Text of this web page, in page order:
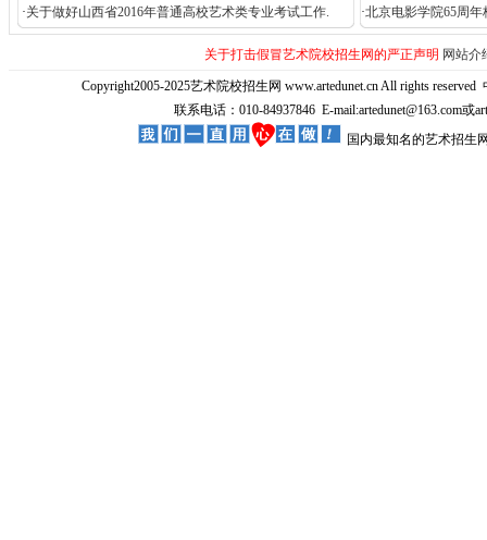
·关于做好山西省2016年普通高校艺术类专业考试工作.
·北京电影学院65周
关于打击假冒艺术院校招生网的严正声明 网站介
Copyright2005-2025艺术院校招生网 www.artedunet.cn All rights reserved
联系电话：010-84937846 E-mail:artedunet@163.com或
国内最知名的艺术招生